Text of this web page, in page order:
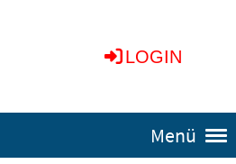
LOGIN
Menü